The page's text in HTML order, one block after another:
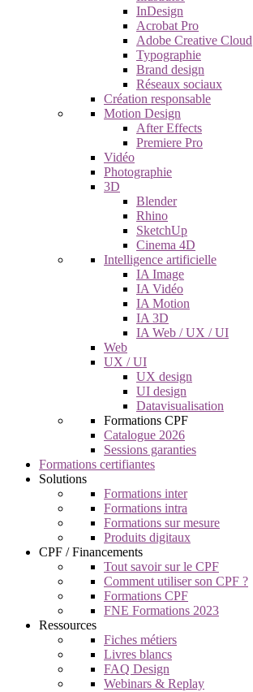
InDesign
Acrobat Pro
Adobe Creative Cloud
Typographie
Brand design
Réseaux sociaux
Création responsable
Motion Design
After Effects
Premiere Pro
Vidéo
Photographie
3D
Blender
Rhino
SketchUp
Cinema 4D
Intelligence artificielle
IA Image
IA Vidéo
IA Motion
IA 3D
IA Web / UX / UI
Web
UX / UI
UX design
UI design
Datavisualisation
Formations CPF
Catalogue 2026
Sessions garanties
Formations certifiantes
Solutions
Formations inter
Formations intra
Formations sur mesure
Produits digitaux
CPF / Financements
Tout savoir sur le CPF
Comment utiliser son CPF ?
Formations CPF
FNE Formations 2023
Ressources
Fiches métiers
Livres blancs
FAQ Design
Webinars & Replay